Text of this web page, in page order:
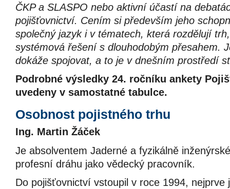
ČKP a SLASPO nebo aktivní účastí na
pojišťovnictví. Cením si především jeho
společný jazyk i v tématech, která rozdělují
systémová řešení s dlouhodobým přesahem.
dokáže spojovat, a to je v dnešním prostředí
Podrobné výsledky 24. ročníku ankety
uvedeny v samostatné tabulce.
Osobnost pojistného trhu
Ing. Martin Žáček
Je absolventem Jaderné a fyzikálně
profesní dráhu jako vědecký pracovník.
Do pojišťovnictví vstoupil v roce 1994, nejprve